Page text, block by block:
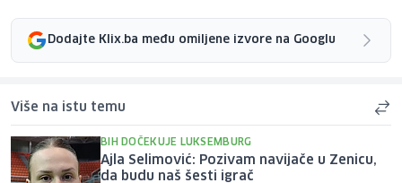
Dodajte Klix.ba među omiljene izvore na Googlu
Više na istu temu
BIH DOČEKUJE LUKSEMBURG
Ajla Selimović: Pozivam navijače u Zenicu,
da budu naš šesti igrač